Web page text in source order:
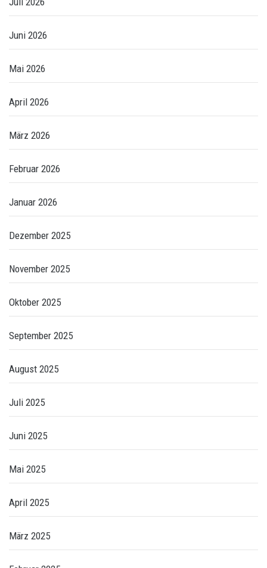
Juni 2026
Mai 2026
April 2026
März 2026
Februar 2026
Januar 2026
Dezember 2025
November 2025
Oktober 2025
September 2025
August 2025
Juli 2025
Juni 2025
Mai 2025
April 2025
März 2025